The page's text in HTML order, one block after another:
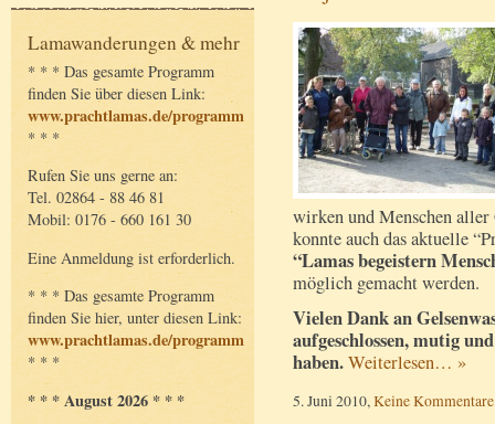
Lamawanderungen & mehr
* * * Das gesamte Programm
finden Sie über diesen Link:
www.prachtlamas.de/programm
* * *
Rufen Sie uns gerne an:
Tel. 02864 - 88 46 81
Mobil: 0176 - 660 161 30
Eine Anmeldung ist erforderlich.
* * * Das gesamte Programm
finden Sie hier, unter diesen Link:
www.prachtlamas.de/programm
* * *
* * * August 2026 * * *
wirken und Menschen
konnte auch das aktuelle
“Lamas begeistern
möglich gemacht werden.
Vielen Dank an
aufgeschlossen, mutig
haben.Weiterlesen… »
5. Juni 2010,Keine Kommentare